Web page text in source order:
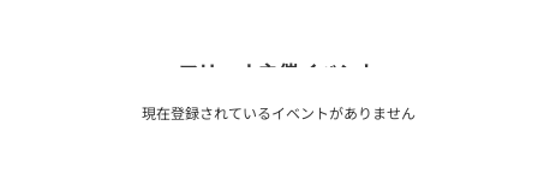
マリーナ主催イベント
現在登録されているイベントがありません